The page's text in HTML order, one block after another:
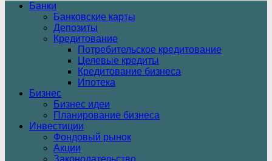
Банки
Банковские карты
Депозиты
Кредитование
Потребительское кредитование
Целевые кредиты
Кредитование бизнеса
Ипотека
Бизнес
Бизнес идеи
Планирование бизнеса
Инвестиции
Фондовый рынок
Акции
Законодательство